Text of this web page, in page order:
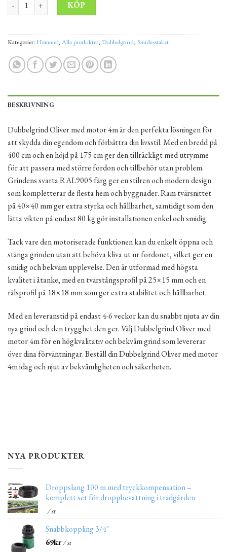
KÖP
Kategorier: Hemmet, Alla produkter, Dubbelgrind, Smidesstaket
BESKRIVNING
Dubbelgrind Oliver med motor 4m är den perfekta lösningen för
att skydda din egendom och förbättra din livsstil. Med en bredd på
400 cm och en höjd på 175 cm ger den tillräckligt med utrymme
för att passera med större fordon och tillbehör utan problem.
Grindens svarta RAL9005 färg ger en stilren och modern design
som kompletterar de flesta hem och byggnader. Ram tvärsnittet
på 40×40 mm ger extra styrka och hållbarhet, samtidigt som den
lätta vikten på endast 80 kg gör installationen enkel och smidig.
Tack vare den motoriserade funktionen kan du enkelt öppna och
stänga grinden utan att behöva kliva ut ur fordonet, vilket ger en
smidig och bekväm upplevelse. Den är utformad med högsta
kvalitet i åtanke, med en tvärstångsprofil på 25×15 mm och en
rälsprofil på 18×18 mm som ger extra stabilitet och hållbarhet.
Med en leveranstid på endast 4-6 veckor kan du snabbt njuta av din
nya grind och den trygghet den ger. Välj Dubbelgrind Oliver med
motor 4m för en högkvalitativ och bekväm grind som levererar
över dina förväntningar. Beställ din Dubbelgrind Oliver med motor
4m idag och njut av bekvämligheten och säkerheten.
NYA PRODUKTER
Droppslang 100 m med tryckkompensation –
komplett set för droppbevattning i trädgården
/ st
Snabbkoppling 3/4"
69kr/ st